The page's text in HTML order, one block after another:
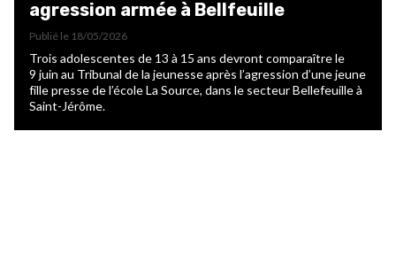
agression armée à Bellfeuille
Publié le 18/05/2026
Trois adolescentes de 13 à 15 ans devront comparaître le
9 juin au Tribunal de la jeunesse après l’agression d’une jeune
fille presse de l’école La Source, dans le secteur Bellefeuille à
Saint-Jérôme.